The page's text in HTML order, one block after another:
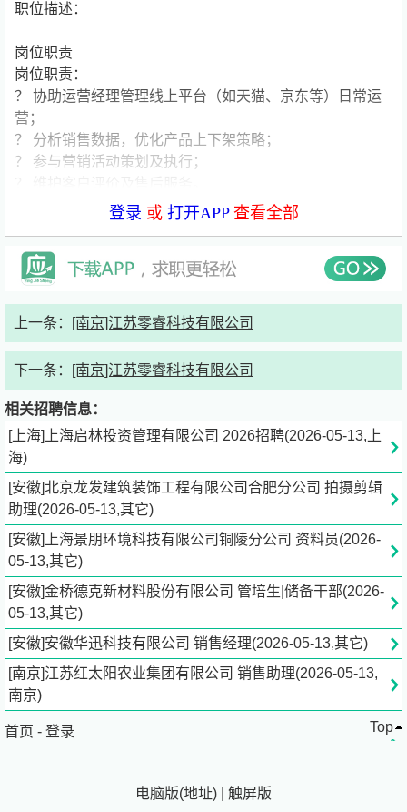
职位描述：
岗位职责
岗位职责：
？ 协助运营经理管理线上平台（如天猫、京东等）日常运
营；
？ 分析销售数据，优化产品上下架策略；
？ 参与营销活动策划及执行；
？ 本科及以上学历，电子商务、工商管理、市场营销等相
关专业；
？ 有新媒体运营经验者优先。
联系方式：
联系人：冯*
简历接收邮箱：5******@
公司介绍：
红太阳控股集团由创始人杨寿海先生创立。历经36年艰苦
创业，集团现已成为拥有专利超千件、净资产超千亿、员工
逾万名的国家重点高新技术跨国企业，荣膺中国制造、民
营、服务业等五项“中国500强”。
2026年，集团开启高质量发展新篇章，聚焦生物能源、健
康农业、数字供应链三大新兴产业。依托全球独创“变废为
油”等核心技术，构建零碳循环产业链，创新“双绿双向”模式
及“3G一标”溯源体系，营销网络覆盖“百国万商”及国内“千县
万镇”。
兴、保障能源安全的世界一流企业。"
登录 或 打开APP查看全部
上一条： [南京]江苏零睿科技有限公司
下一条： [南京]江苏零睿科技有限公司
相关招聘信息：
[上海]上海启林投资管理有限公司 2026招聘(2026-05-13,上
海)
[安徽]北京龙发建筑装饰工程有限公司合肥分公司 拍摄剪辑
助理(2026-05-13,其它)
[安徽]上海景朋环境科技有限公司铜陵分公司 资料员(2026-
05-13,其它)
[安徽]金桥德克新材料股份有限公司 管培生|储备干部(2026-
05-13,其它)
[安徽]安徽华迅科技有限公司 销售经理(2026-05-13,其它)
[南京]江苏红太阳农业集团有限公司 销售助理(2026-05-13,
南京)
首页 - 登录 Top
电脑版(地址) 触屏版